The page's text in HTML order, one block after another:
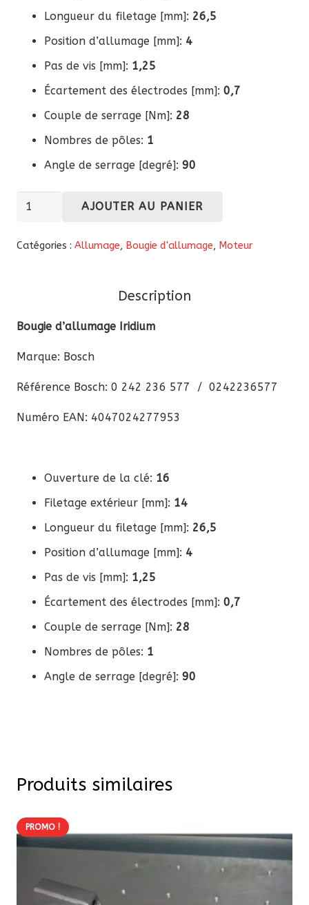
Longueur du filetage [mm]: 26,5
Position d’allumage [mm]: 4
Pas de vis [mm]: 1,25
Écartement des électrodes [mm]: 0,7
Couple de serrage [Nm]: 28
Nombres de pôles: 1
Angle de serrage [degré]: 90
quantité
Bougie
AJOUTER AU PANIER
Catégories : Allumage, Bougie d'allumage, Moteur
Description
Bougie d’allumage Iridium
Marque: Bosch
Référence Bosch: 0 242 236 577 / 0242236577
Numéro EAN: 4047024277953
Ouverture de la clé: 16
Filetage extérieur [mm]: 14
Longueur du filetage [mm]: 26,5
Position d’allumage [mm]: 4
Pas de vis [mm]: 1,25
Écartement des électrodes [mm]: 0,7
Couple de serrage [Nm]: 28
Nombres de pôles: 1
Angle de serrage [degré]: 90
Produits similaires
PROMO !